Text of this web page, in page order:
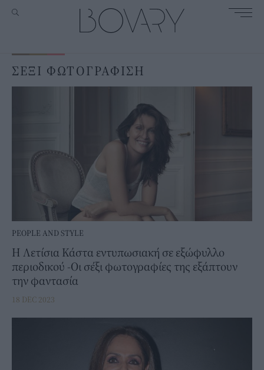
ΣΕΞΙ ΦΩΤΟΓΡΑΦΙΣΗ
PEOPLE AND STYLE
H Λετίσια Κάστα εντυπωσιακή σε εξώφυλλο
περιοδικού -Οι σέξι φωτογραφίες της εξάπτουν
την φαντασία
18 DEC 2023